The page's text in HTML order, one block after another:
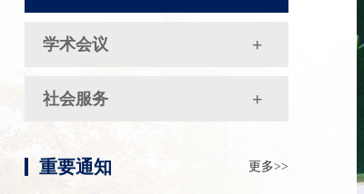
学术会议
社会服务
重要通知 更多>>